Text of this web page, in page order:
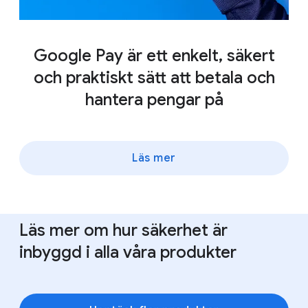
Google Pay är ett enkelt, säkert
och praktiskt sätt att betala och
hantera pengar på
Läs mer
Läs mer om hur säkerhet är
inbyggd i alla våra produkter